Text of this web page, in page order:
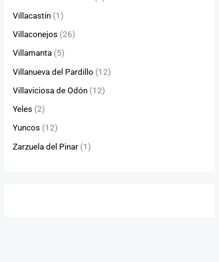
Villacastín (1)
Villaconejos (26)
Villamanta (5)
Villanueva del Pardillo (12)
Villaviciosa de Odón (12)
Yeles (2)
Yuncos (12)
Zarzuela del Pinar (1)